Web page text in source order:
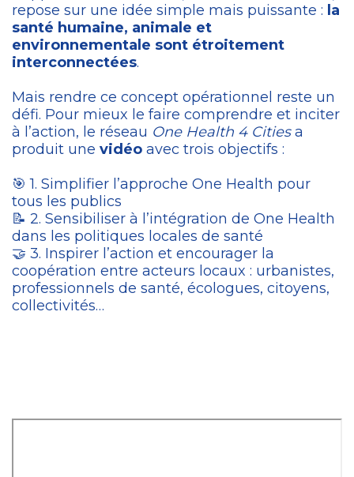
repose sur une idée simple mais puissante : la
santé humaine, animale et
environnementale sont étroitement
interconnectées.
Mais rendre ce concept opérationnel reste un
défi. Pour mieux le faire comprendre et inciter
à l’action, le réseau One Health 4 Citiesa
produit une vidéo avec trois objectifs :
🎯 1. Simplifier l’approche One Health pour
tous les publics
📝 2. Sensibiliser à l’intégration de One Health
dans les politiques locales de santé
🤝 3. Inspirer l’action et encourager la
coopération entre acteurs locaux : urbanistes,
professionnels de santé, écologues, citoyens,
collectivités…